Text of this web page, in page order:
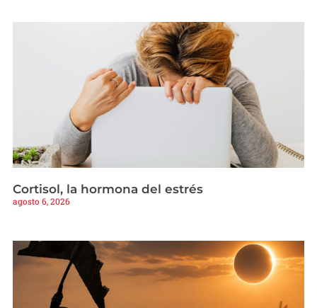
Cortisol, la hormona del estrés
agosto 6, 2026